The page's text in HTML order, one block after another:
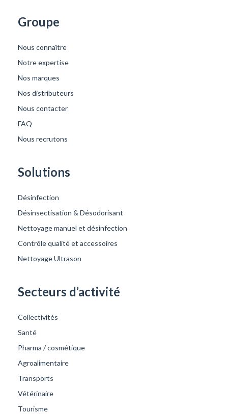
Groupe
Nous connaître
Notre expertise
Nos marques
Nos distributeurs
Nous contacter
FAQ
Nous recrutons
Solutions
Désinfection
Désinsectisation & Désodorisant
Nettoyage manuel et désinfection
Contrôle qualité et accessoires
Nettoyage Ultrason
Secteurs d’activité
Collectivités
Santé
Pharma / cosmétique
Agroalimentaire
Transports
Vétérinaire
Tourisme